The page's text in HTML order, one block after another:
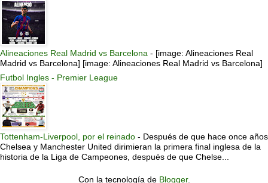
Alineaciones Real Madrid vs Barcelona - [image: Alineaciones Real
Madrid vs Barcelona] [image: Alineaciones Real Madrid vs Barcelona]
Futbol Ingles - Premier League
Tottenham-Liverpool, por el reinado - Después de que hace once años
Chelsea y Manchester United dirimieran la primera final inglesa de la
historia de la Liga de Campeones, después de que Chelse...
Con la tecnología de Blogger.